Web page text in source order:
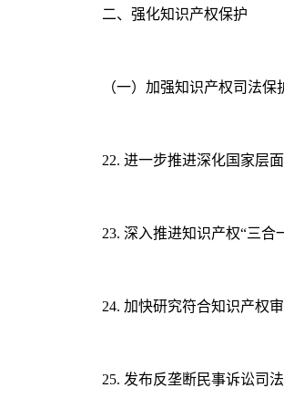
二、强化知识产权保护
（一）加强知识产权司法保
22. 进一步推进深化国家层
23. 深入推进知识产权“三合
24. 加快研究符合知识产权
25. 发布反垄断民事诉讼司